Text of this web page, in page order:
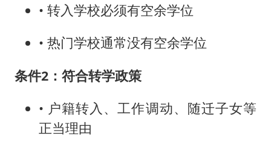
• 转入学校必须有空余学位
• 热门学校通常没有空余学位
条件2：符合转学政策
• 户籍转入、工作调动、随迁子女等
正当理由